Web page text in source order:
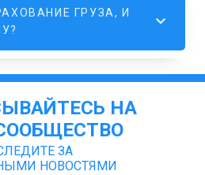
ГРУЗА, И
НА
ЗА
НОВОСТЯМИ